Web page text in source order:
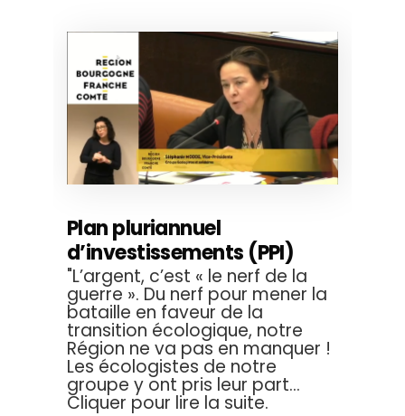
Plan pluriannuel
d’investissements (PPI)
"L’argent, c’est « le nerf de la
guerre ». Du nerf pour mener la
bataille en faveur de la
transition écologique, notre
Région ne va pas en manquer !
Les écologistes de notre
groupe y ont pris leur part...
Cliquer pour lire la suite.